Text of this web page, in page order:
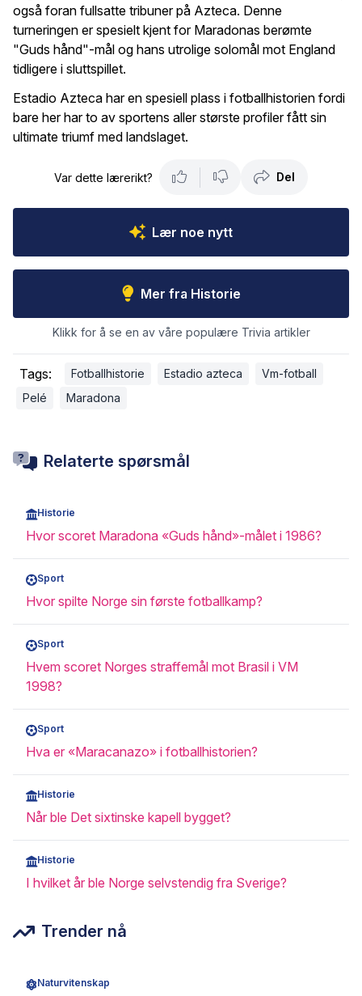
også foran fullsatte tribuner på Azteca. Denne
turneringen er spesielt kjent for Maradonas berømte
"Guds hånd"-mål og hans utrolige solomål mot England
tidligere i sluttspillet.
Estadio Azteca har en spesiell plass i fotballhistorien fordi
bare her har to av sportens aller største profiler fått sin
ultimate triumf med landslaget.
Var dette lærerikt? Del
Lær noe nytt
Mer fra Historie
Klikk for å se en av våre populære Trivia artikler
Tags: Fotballhistorie Estadio azteca
Vm-fotball
Pelé
Maradona
Relaterte spørsmål
Historie
Hvor scoret Maradona «Guds hånd»-målet i 1986?
Sport
Hvor spilte Norge sin første fotballkamp?
Sport
Hvem scoret Norges straffemål mot Brasil i VM
1998?
Sport
Hva er «Maracanazo» i fotballhistorien?
Historie
Når ble Det sixtinske kapell bygget?
Historie
I hvilket år ble Norge selvstendig fra Sverige?
Trender nå
Naturvitenskap